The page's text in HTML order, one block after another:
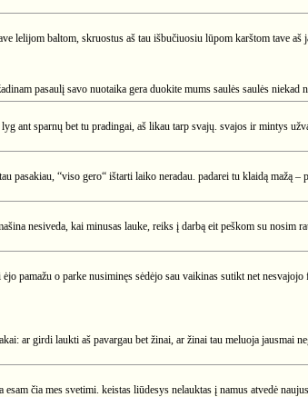
lelijom baltom, skruostus aš tau išbučiuosiu lūpom karštom tave
pasaulį savo nuotaika gera duokite mums saulės saulės niekad
ant sparnų bet tu pradingai, aš likau tarp svajų. svajos ir mintys
“viso gero“ ištarti laiko neradau. padarei tu klaidą mažą –
nesiveda, kai minusas lauke, reiks į darbą eit peškom su nosim
pamažu o parke nusiminęs sėdėjo sau vaikinas sutikt net
ar girdi laukti aš pavargau bet žinai, ar žinai tau meluoja jausmai
čia mes svetimi. keistas liūdesys nelauktas į namus atvedė